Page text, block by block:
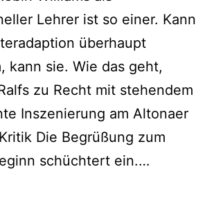
Lehrer ist so einer. Kann
überhaupt
kann sie. Wie das geht,
zu Recht mit stehendem
Inszenierung am Altonaer
Die Begrüßung zum
schüchtert ein.…